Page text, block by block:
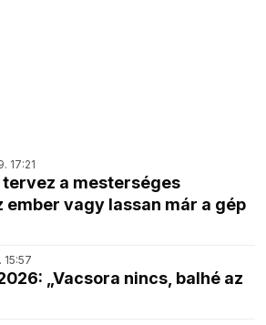
17:21
a mesterséges
ember vagy lassan már a gép
15:57
„Vacsora nincs, balhé az